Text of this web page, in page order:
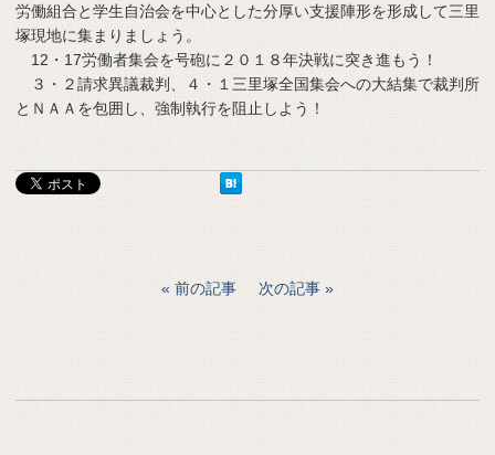
労働組合と学生自治会を中心とした分厚い支援陣形を形成して三里
塚現地に集まりましょう。
12・17労働者集会を号砲に２０１８年決戦に突き進もう！
３・２請求異議裁判、４・１三里塚全国集会への大結集で裁判所
とＮＡＡを包囲し、強制執行を阻止しよう！
前の記事 次の記事